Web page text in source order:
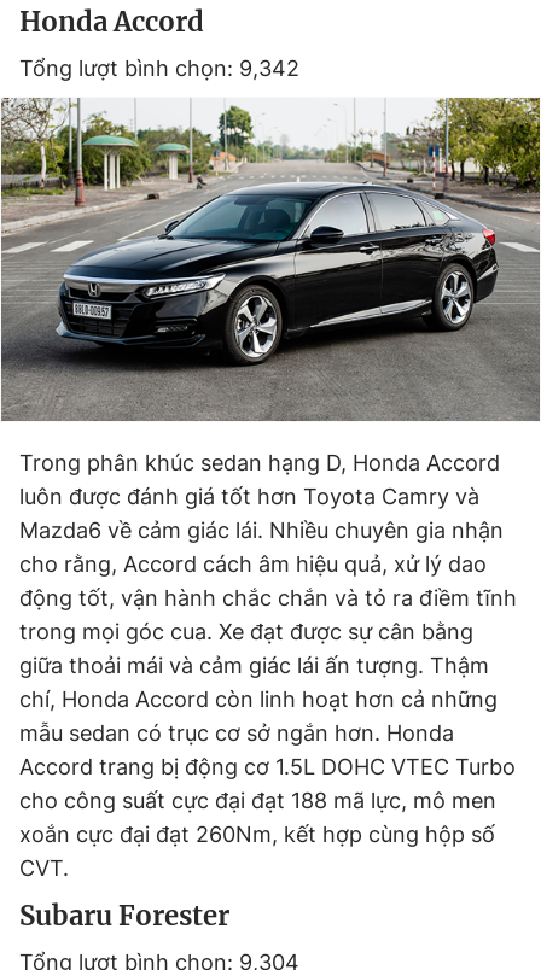
Honda Accord
Tổng lượt bình chọn: 9,342
Trong phân khúc sedan hạng D, Honda Accord
luôn được đánh giá tốt hơn Toyota Camry và
Mazda6 về cảm giác lái. Nhiều chuyên gia nhận
cho rằng, Accord cách âm hiệu quả, xử lý dao
động tốt, vận hành chắc chắn và tỏ ra điềm tĩnh
trong mọi góc cua. Xe đạt được sự cân bằng
giữa thoải mái và cảm giác lái ấn tượng. Thậm
chí, Honda Accord còn linh hoạt hơn cả những
mẫu sedan có trục cơ sở ngắn hơn. Honda
Accord trang bị động cơ 1.5L DOHC VTEC Turbo
cho công suất cực đại đạt 188 mã lực, mô men
xoắn cực đại đạt 260Nm, kết hợp cùng hộp số
CVT.
Subaru Forester
Tổng lượt bình chọn: 9,304